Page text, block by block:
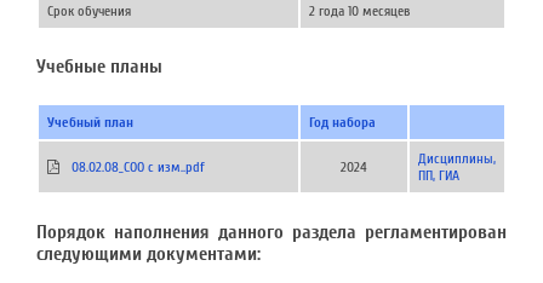
Срок обучения 2 года 10 месяцев
Учебные планы
Учебный план Год набора
08.02.08_СОО с изм..pdf 2024
Дисциплины,
ПП, ГИА
Порядок наполнения данного раздела регламентирован
следующими документами: